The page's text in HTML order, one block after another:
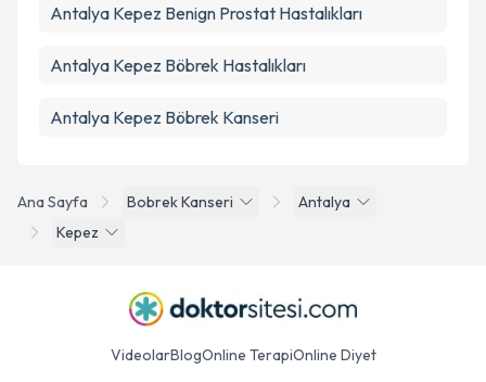
Ana Sayfa Bobrek Kanseri
Antalya
Kepez
Antalya Kepez Benign Prostat Hastalıkları
Antalya Kepez Böbrek Hastalıkları
Antalya Kepez Böbrek Kanseri
VideolarBlogOnline TerapiOnline Diyet